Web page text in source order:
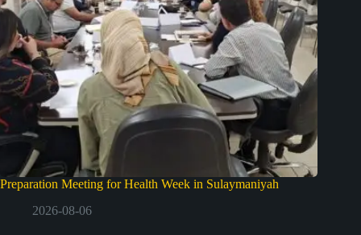
Preparation Meeting for Health Week in Sulaymaniyah
2026-08-06